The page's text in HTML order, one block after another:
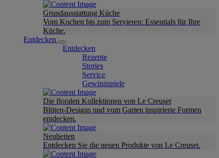
Grundausstattung Küche
Vom Kochen bis zum Servieren: Essentials für Ihre
Küche.
Entdecken
Entdecken
Rezepte
Stories
Service
Gewinnspiele
Die floralen Kollektionen von Le Creuset
Blüten-Designs und vom Garten inspirierte Formen
entdecken.
Neuheiten
Entdecken Sie die neuen Produkte von Le Creuset.